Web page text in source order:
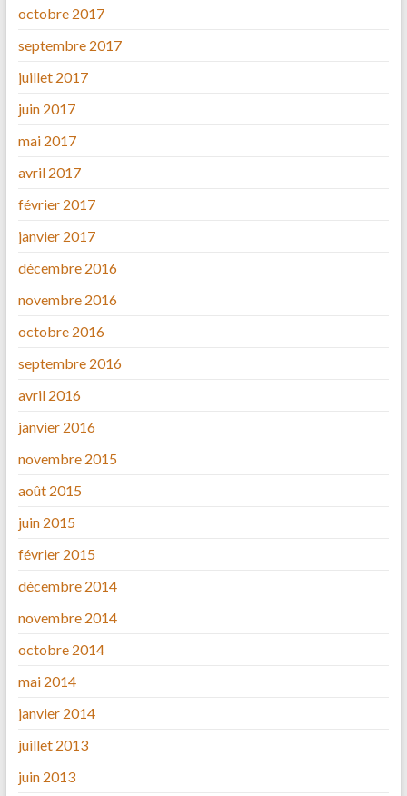
octobre 2017
septembre 2017
juillet 2017
juin 2017
mai 2017
avril 2017
février 2017
janvier 2017
décembre 2016
novembre 2016
octobre 2016
septembre 2016
avril 2016
janvier 2016
novembre 2015
août 2015
juin 2015
février 2015
décembre 2014
novembre 2014
octobre 2014
mai 2014
janvier 2014
juillet 2013
juin 2013